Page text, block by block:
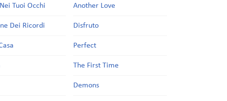
Tuoi Occhi
Dei Ricordi
Another Love
Disfruto
Perfect
The First Time
Demons